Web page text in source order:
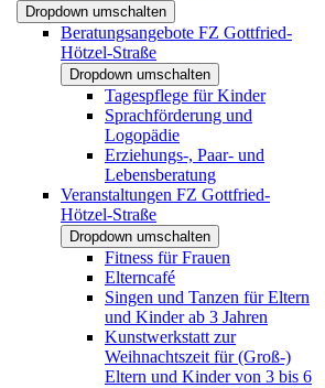
Dropdown umschalten
Beratungsangebote FZ Gottfried-
Hötzel-Straße
Dropdown umschalten
Tagespflege für Kinder
Sprachförderung und
Logopädie
Erziehungs-, Paar- und
Lebensberatung
Veranstaltungen FZ Gottfried-
Hötzel-Straße
Dropdown umschalten
Fitness für Frauen
Elterncafé
Singen und Tanzen für Eltern
und Kinder ab 3 Jahren
Kunstwerkstatt zur
Weihnachtszeit für (Groß-)
Eltern und Kinder von 3 bis 6